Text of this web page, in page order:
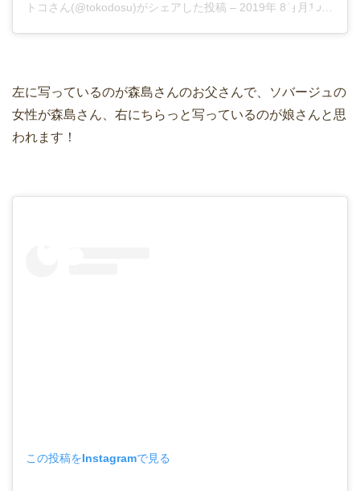
トコさん(@tokodosu)がシェアした投稿 – 2019年 8月月10日午前6時20分PDT
左に写っているのが森島さんのお父さんで、ソバージュの
女性が森島さん、右にちらっと写っているのが娘さんと思
われます！
この投稿をInstagramで見る